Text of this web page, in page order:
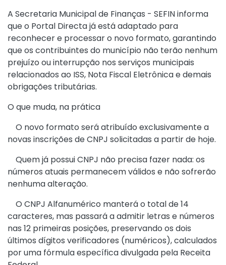
A Secretaria Municipal de Finanças - SEFIN informa
que o Portal Directa já está adaptado para
reconhecer e processar o novo formato, garantindo
que os contribuintes do município não terão nenhum
prejuízo ou interrupção nos serviços municipais
relacionados ao ISS, Nota Fiscal Eletrônica e demais
obrigações tributárias.
O que muda, na prática
O novo formato será atribuído exclusivamente a
novas inscrições de CNPJ solicitadas a partir de hoje.
Quem já possui CNPJ não precisa fazer nada: os
números atuais permanecem válidos e não sofrerão
nenhuma alteração.
O CNPJ Alfanumérico manterá o total de 14
caracteres, mas passará a admitir letras e números
nas 12 primeiras posições, preservando os dois
últimos dígitos verificadores (numéricos), calculados
por uma fórmula específica divulgada pela Receita